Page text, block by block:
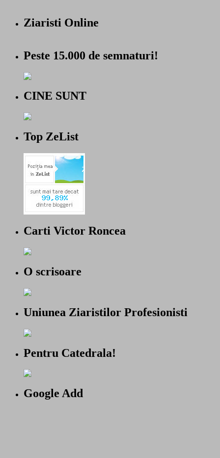
Ziaristi Online
Peste 15.000 de semnaturi!
CINE SUNT
Top ZeList
Carti Victor Roncea
O scrisoare
Uniunea Ziaristilor Profesionisti
Pentru Catedrala!
Google Add